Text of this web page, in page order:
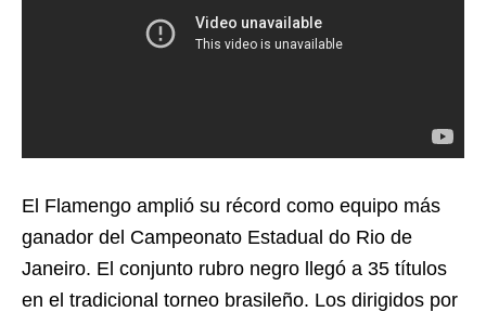
El Flamengo amplió su récord como equipo más
ganador del Campeonato Estadual do Rio de
Janeiro. El conjunto rubro negro llegó a 35 títulos
en el tradicional torneo brasileño. Los dirigidos por